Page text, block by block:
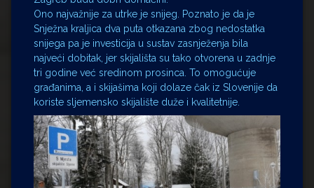
Ono najvažnije za utrke je snijeg. Poznato je da je
Snježna kraljica dva puta otkazana zbog nedostatka
snijega pa je investicija u sustav zasnježenja bila
najveći dobitak, jer skijališta su tako otvorena u zadnje
tri godine već sredinom prosinca. To omogućuje
građanima, a i skijašima koji dolaze čak iz Slovenije da
koriste sljemensko skijalište duže i kvalitetnije.